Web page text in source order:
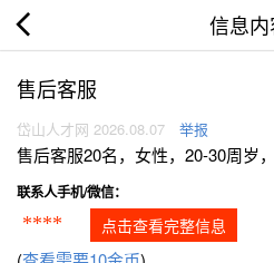
信息内
售后客服
岱山人才网 2026.08.07 举报
售后客服20名，女性，20-30周岁
联系人手机/微信：
**** 点击查看完整信息